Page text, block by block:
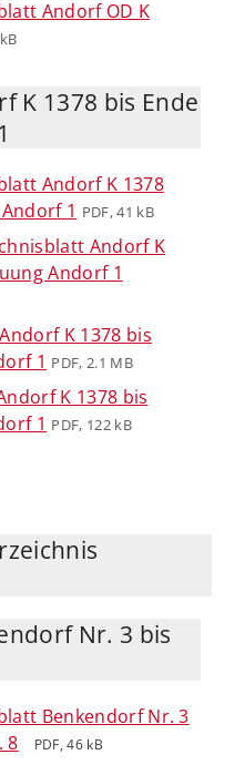
Andorf OD K
K 1378 bis Ende
Andorf K 1378
1 PDF, 41 kB
Andorf K
Andorf 1
K 1378 bis
1 PDF, 2.1 MB
K 1378 bis
1 PDF, 122 kB
Nr. 3 bis
Benkendorf Nr. 3
8
PDF, 46 kB